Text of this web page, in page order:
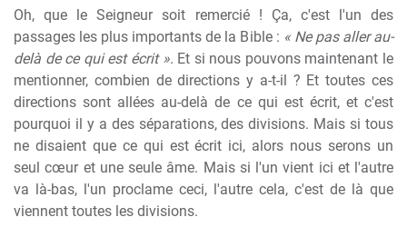
Oh, que le Seigneur soit remercié ! Ça, c'est l'un des
passages les plus importants de la Bible : « Ne pas aller au-
delà de ce qui est écrit ». Et si nous pouvons maintenant le
mentionner, combien de directions y a-t-il ? Et toutes ces
directions sont allées au-delà de ce qui est écrit, et c'est
pourquoi il y a des séparations, des divisions. Mais si tous
ne disaient que ce qui est écrit ici, alors nous serons un
seul cœur et une seule âme. Mais si l'un vient ici et l'autre
va là-bas, l'un proclame ceci, l'autre cela, c'est de là que
viennent toutes les divisions.